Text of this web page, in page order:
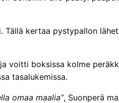
Tällä kertaa pystypallon
voitti boksissa kolme
tasalukemissa.
omaa maalia”, Suonperä